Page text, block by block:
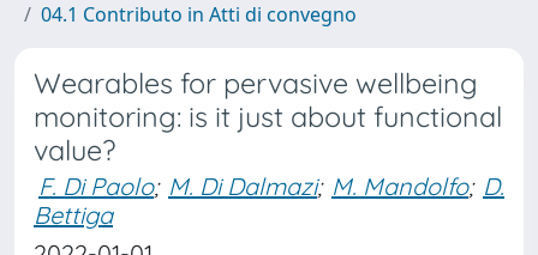
04.1 Contributo in Atti di convegno
Wearables for pervasive wellbeing
monitoring: is it just about functional
value?
F. Di Paolo; M. Di Dalmazi; M. Mandolfo; D.
Bettiga